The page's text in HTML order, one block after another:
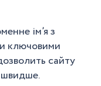
ім’я з
ключовими
сайту